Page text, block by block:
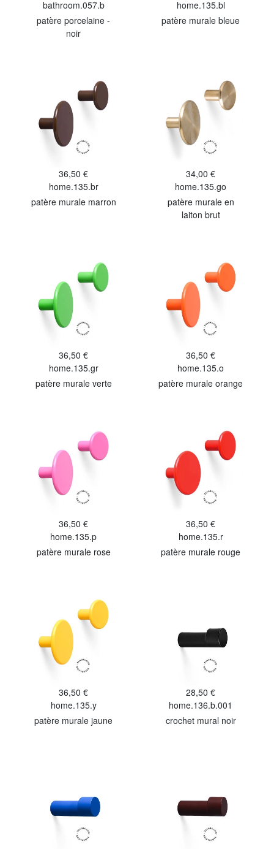
bathroom.057.b
patère porcelaine -
noir
home.135.bl
patère murale bleue
36,50 €
home.135.br
patère murale marron
34,00 €
home.135.go
patère murale en
laiton brut
36,50 €
home.135.gr
patère murale verte
36,50 €
home.135.o
patère murale orange
36,50 €
home.135.p
patère murale rose
36,50 €
home.135.r
patère murale rouge
36,50 €
home.135.y
patère murale jaune
28,50 €
home.136.b.001
crochet mural noir